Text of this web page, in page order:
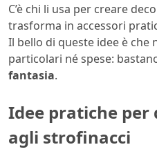
C’è chi li usa per creare
trasforma in accessori
Il bello di queste idee è che
particolari né spese:
fantasia.
Idee pratiche per
agli strofinacci